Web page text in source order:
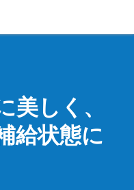
美しく、
給状態に